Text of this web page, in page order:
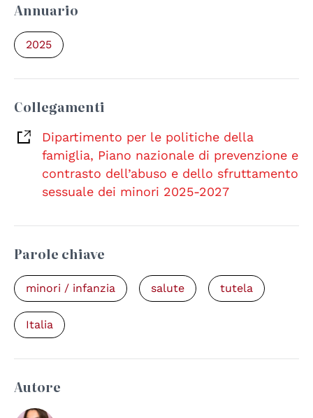
Annuario
2025
Collegamenti
Dipartimento per le politiche della
famiglia, Piano nazionale di prevenzione e
contrasto dell’abuso e dello sfruttamento
sessuale dei minori 2025-2027
Parole chiave
minori / infanzia salute tutela
Italia
Autore